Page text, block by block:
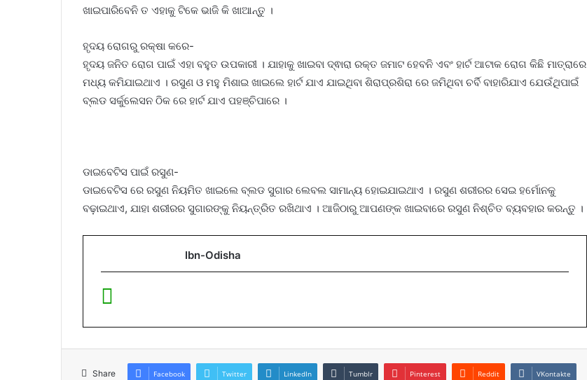
ଖାଇପାରିବେନି ତ ଏହାକୁ ଟିକେ ଭାଜି କି ଖାଆନ୍ତୁ ।
ହୃଦୟ ରୋଗରୁ ରକ୍ଷା କରେ-
ହୃଦୟ ଜନିତ ରୋଗ ପାଇଁ ଏହା ବହୁତ ଉପକାରୀ । ଯାହାକୁ ଖାଇବା ଦ୍ଵାରା ରକ୍ତ ଜମାଟ ହେବନି ଏବଂ ହାର୍ଟ ଆଟାକ ରୋଗ କିଛି ମାତ୍ରାରେ
ମଧ୍ୟ କମିଯାଇଥାଏ । ରସୁଣ ଓ ମହୁ ମିଶାଇ ଖାଇଲେ ହାର୍ଟ ଯାଏ ଯାଇଥିବା ଶିରାପ୍ରଶିରା ରେ ଜମିଥିବା ଚର୍ବି ବାହାରିଯାଏ ଯେଉଁଥିପାଇଁ
ବ୍ଲଡ ସର୍କୁଲେସନ ଠିକ ରେ ହାର୍ଟ ଯାଏ ପହଞ୍ଚିପାରେ ।
ଡାଇବେଟିସ ପାଇଁ ରସୁଣ-
ଡାଇବେଟିସ ରେ ରସୁଣ ନିୟମିତ ଖାଇଲେ ବ୍ଲଡ ସୁଗାର ଲେବଲ ସାମାନ୍ୟ ହୋଇଯାଇଥାଏ । ରସୁଣ ଶରୀରର ସେଇ ହର୍ମୋନକୁ
ବଢ଼ାଇଥାଏ, ଯାହା ଶରୀରର ସୁଗାରଙ୍କୁ ନିୟନ୍ତ୍ରିତ ରଖିଥାଏ । ଆଜିଠାରୁ ଆପଣଙ୍କ ଖାଇବାରେ ରସୁଣ ନିଶ୍ଚିତ ବ୍ୟବହାର କରନ୍ତୁ ।
Ibn-Odisha
Share Facebook Twitter LinkedIn Tumblr Pinterest Reddit VKontakte